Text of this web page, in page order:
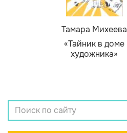
Тамара Михеева
«Тайник в доме
художника»